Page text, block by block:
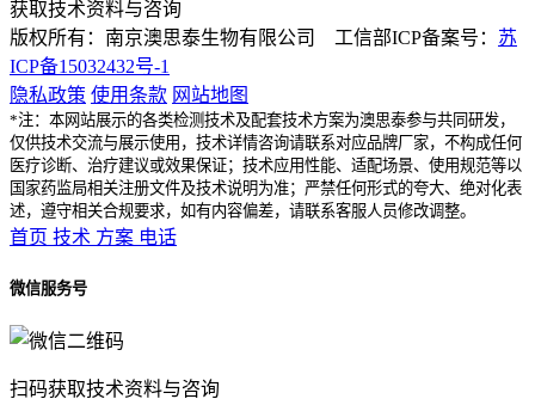
获取技术资料与咨询
版权所有：南京澳思泰生物有限公司 工信部ICP备案号： 苏
ICP备15032432号-1
隐私政策 使用条款 网站地图
*注：本网站展示的各类检测技术及配套技术方案为澳思泰参与共同研发，
仅供技术交流与展示使用，技术详情咨询请联系对应品牌厂家，不构成任何
医疗诊断、治疗建议或效果保证；技术应用性能、适配场景、使用规范等以
国家药监局相关注册文件及技术说明为准；严禁任何形式的夸大、绝对化表
述，遵守相关合规要求，如有内容偏差，请联系客服人员修改调整。
首页 技术 方案 电话
微信服务号
扫码获取技术资料与咨询